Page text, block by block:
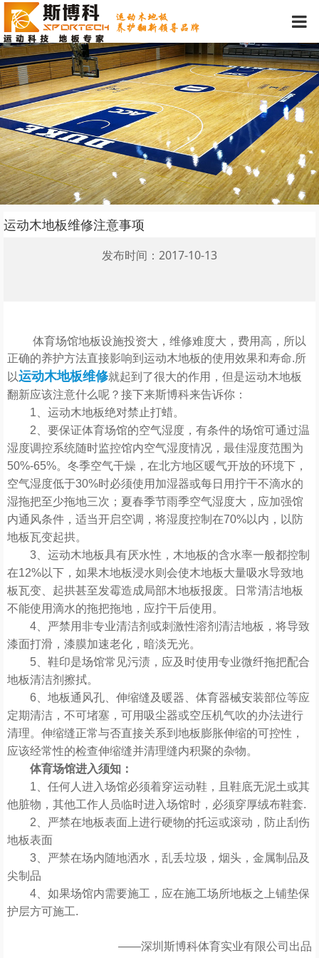
运动木地板维修注意事项
发布时间：2017-10-13
体育场馆地板设施投资大，维修难度大，费用高，所以
正确的养护方法直接影响到运动木地板的使用效果和寿命.所
以运动木地板维修就起到了很大的作用，但是运动木地板
翻新应该注意什么呢？接下来斯博科来告诉你：
1、运动木地板绝对禁止打蜡。
2、要保证体育场馆的空气湿度，有条件的场馆可通过温
湿度调控系统随时监控馆内空气湿度情况，最佳湿度范围为
50%-65%。冬季空气干燥，在北方地区暖气开放的环境下，
空气湿度低于30%时必须使用加湿器或每日用拧干不滴水的
湿拖把至少拖地三次；夏春季节雨季空气湿度大，应加强馆
内通风条件，适当开启空调，将湿度控制在70%以内，以防
地板瓦变起拱。
3、运动木地板具有厌水性，木地板的含水率一般都控制
在12%以下，如果木地板浸水则会使木地板大量吸水导致地
板瓦变、起拱甚至发霉造成局部木地板报废。日常清洁地板
不能使用滴水的拖把拖地，应拧干后使用。
4、严禁用非专业清洁剂或刺激性溶剂清洁地板，将导致
漆面打滑，漆膜加速老化，暗淡无光。
5、鞋印是场馆常见污渍，应及时使用专业微纤拖把配合
地板清洁剂擦拭。
6、地板通风孔、伸缩缝及暖器、体育器械安装部位等应
定期清洁，不可堵塞，可用吸尘器或空压机气吹的办法进行
清理。伸缩缝正常与否直接关系到地板膨胀伸缩的可控性，
应该经常性的检查伸缩缝并清理缝内积聚的杂物。
体育场馆进入须知：
1、任何人进入场馆必须着穿运动鞋，且鞋底无泥土或其
他脏物，其他工作人员临时进入场馆时，必须穿厚绒布鞋套.
2、严禁在地板表面上进行硬物的托运或滚动，防止刮伤
地板表面
3、严禁在场内随地洒水，乱丢垃圾，烟头，金属制品及
尖制品
4、如果场馆内需要施工，应在施工场所地板之上铺垫保
护层方可施工.
——深圳斯博科体育实业有限公司出品